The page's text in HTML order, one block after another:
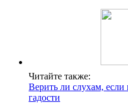
Читайте также:
Верить ли слухам,
гадости